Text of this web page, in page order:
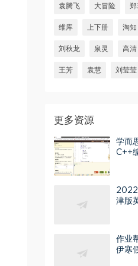
袁腾飞 大冒险 郑
维库 上下册 淘知
刘秋龙 泉灵 高清
王芳 袁慧 刘莹莹
更多资源
学而
C++
2022
津版
作业
伊寒